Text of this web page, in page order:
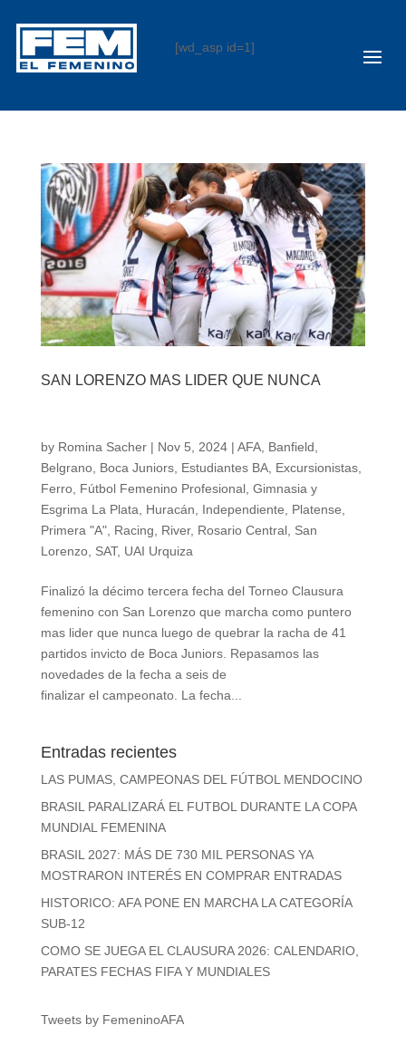
[wd_asp id=1]
SAN LORENZO MAS LIDER QUE NUNCA
by Romina Sacher| Nov 5, 2024| AFA, Banfield
Belgrano, Boca Juniors, Estudiantes BA, Excursionistas,
Ferro, Fútbol Femenino Profesional, Gimnasia y
Esgrima La Plata
Huracán Independiente Platense
Primera "A", Racing River, Rosario Central, San
Lorenzo, SAT, UAI Urquiza
Finalizó la décimo tercera fecha del Torneo Clausura
femenino con San Lorenzo que marcha como puntero
mas lider que nunca luego de quebrar la racha de 41
partidos invicto de Boca Juniors. Repasamos las
novedades de la fecha a seis de
finalizar el campeonato. La fecha...
Entradas recientes
LAS PUMAS, CAMPEONAS DEL FÚTBOL MENDOCINO
BRASIL PARALIZARÁ EL FUTBOL DURANTE LA COPA
MUNDIAL FEMENINA
BRASIL 2027: MÁS DE 730 MIL PERSONAS YA
MOSTRARON INTERÉS EN COMPRAR ENTRADAS
HISTORICO: AFA PONE EN MARCHA LA CATEGORÍA
SUB-12
COMO SE JUEGA EL CLAUSURA 2026: CALENDARIO,
PARATES FECHAS FIFA Y MUNDIALES
Tweets by FemeninoAFA